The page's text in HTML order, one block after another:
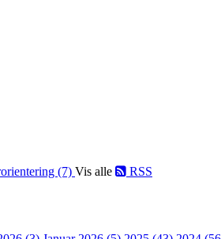
(7) Vis alle RSS